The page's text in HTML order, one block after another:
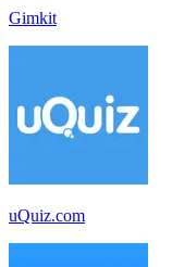
Gimkit
uQuiz.com